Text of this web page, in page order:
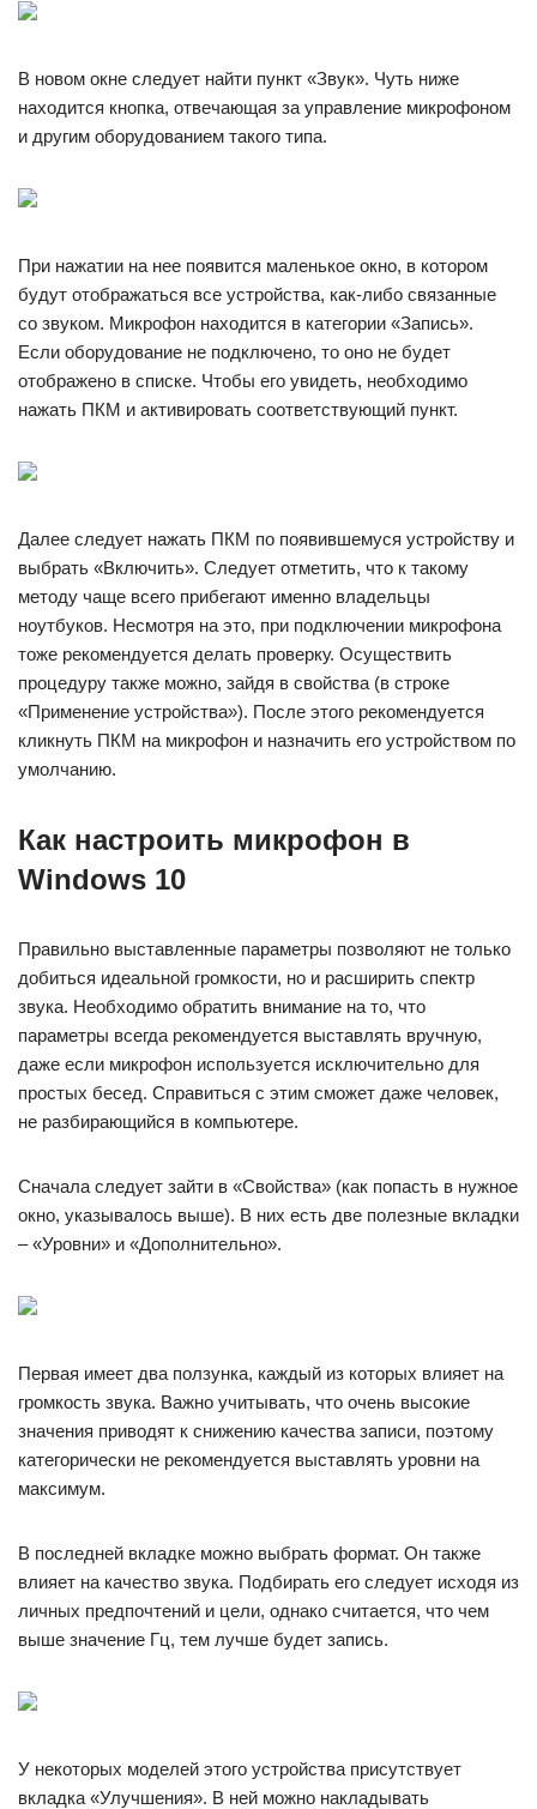
В новом окне следует найти пункт «Звук». Чуть ниже
находится кнопка, отвечающая за управление микрофоном
и другим оборудованием такого типа.
При нажатии на нее появится маленькое окно, в котором
будут отображаться все устройства, как-либо связанные
со звуком. Микрофон находится в категории «Запись».
Если оборудование не подключено, то оно не будет
отображено в списке. Чтобы его увидеть, необходимо
нажать ПКМ и активировать соответствующий пункт.
Далее следует нажать ПКМ по появившемуся устройству и
выбрать «Включить». Следует отметить, что к такому
методу чаще всего прибегают именно владельцы
ноутбуков. Несмотря на это, при подключении микрофона
тоже рекомендуется делать проверку. Осуществить
процедуру также можно, зайдя в свойства (в строке
«Применение устройства»). После этого рекомендуется
кликнуть ПКМ на микрофон и назначить его устройством по
умолчанию.
Как настроить микрофон в
Windows 10
Правильно выставленные параметры позволяют не только
добиться идеальной громкости, но и расширить спектр
звука. Необходимо обратить внимание на то, что
параметры всегда рекомендуется выставлять вручную,
даже если микрофон используется исключительно для
простых бесед. Справиться с этим сможет даже человек,
не разбирающийся в компьютере.
Сначала следует зайти в «Свойства» (как попасть в нужное
окно, указывалось выше). В них есть две полезные вкладки
– «Уровни» и «Дополнительно».
Первая имеет два ползунка, каждый из которых влияет на
громкость звука. Важно учитывать, что очень высокие
значения приводят к снижению качества записи, поэтому
категорически не рекомендуется выставлять уровни на
максимум.
В последней вкладке можно выбрать формат. Он также
влияет на качество звука. Подбирать его следует исходя из
личных предпочтений и цели, однако считается, что чем
выше значение Гц, тем лучше будет запись.
У некоторых моделей этого устройства присутствует
вкладка «Улучшения». В ней можно накладывать